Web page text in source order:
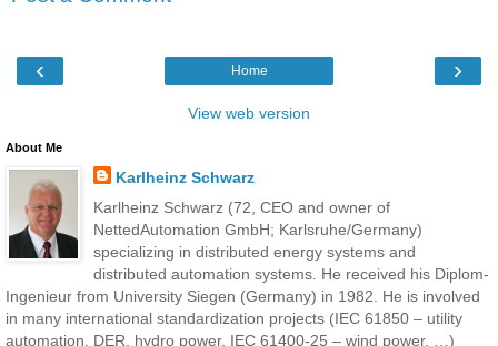
‹ ›
Home
View web version
About Me
Karlheinz Schwarz
Karlheinz Schwarz (72, CEO and owner of
NettedAutomation GmbH; Karlsruhe/Germany)
specializing in distributed energy systems and
distributed automation systems. He received his Diplom-
Ingenieur from University Siegen (Germany) in 1982. He is involved
in many international standardization projects (IEC 61850 – utility
automation, DER, hydro power, IEC 61400-25 – wind power, …)